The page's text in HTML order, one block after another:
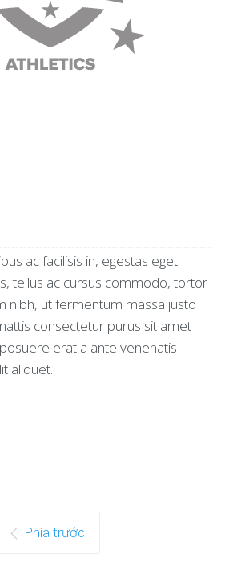
ac facilisis in, egestas eget
tellus ac cursus commodo, tortor
nibh, ut fermentum massa justo
consectetur purus sit amet
erat a ante venenatis
aliquet.
Phía trước